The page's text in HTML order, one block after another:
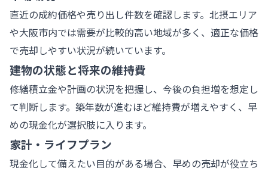
直近の成約価格や売り出し件数を確認します。北摂エリア
や大阪市内では需要が比較的高い地域が多く、適正な価格
で売却しやすい状況が続いています。
建物の状態と将来の維持費
修繕積立金や計画の状況を把握し、今後の負担増を想定し
て判断します。築年数が進むほど維持費が増えやすく、早
めの現金化が選択肢に入ります。
家計・ライフプラン
現金化して備えたい目的がある場合、早めの売却が役立ち